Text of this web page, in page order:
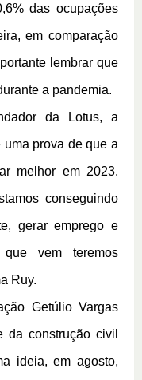
das ocupações
em comparação
lembrar que
a pandemia.
da Lotus, a
prova de que a
melhor em 2023.
conseguindo
gerar emprego e
vem teremos
Ruy.
Getúlio Vargas
da construção civil
ideia, em agosto,